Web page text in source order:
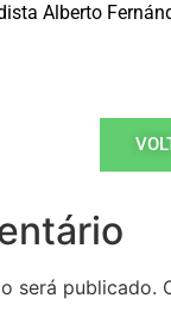
Alberto
será publicado.